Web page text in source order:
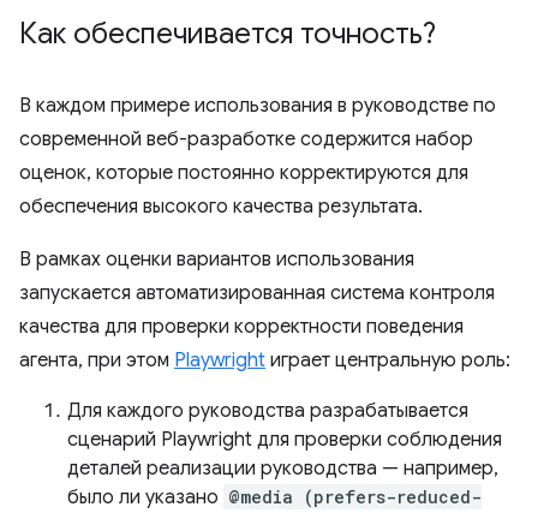
Как обеспечивается точность?
В каждом примере использования в руководстве по
современной веб-разработке содержится набор
оценок, которые постоянно корректируются для
обеспечения высокого качества результата.
В рамках оценки вариантов использования
запускается автоматизированная система контроля
качества для проверки корректности поведения
агента, при этом Playwright играет центральную роль:
Для каждого руководства разрабатывается
сценарий Playwright для проверки соблюдения
деталей реализации руководства — например,
было ли указано @media (prefers-reduced-